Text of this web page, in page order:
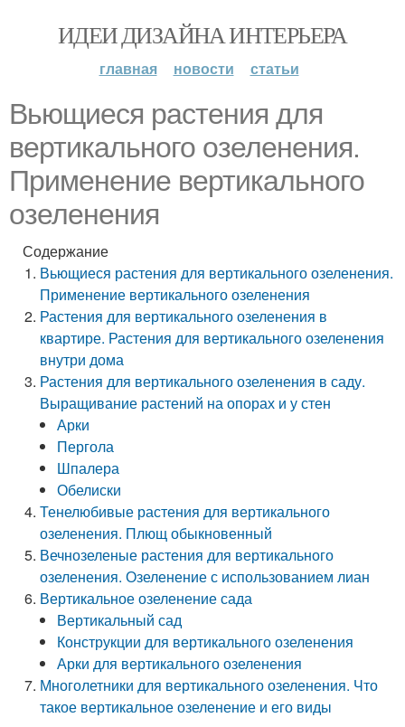
ИДЕИ ДИЗАЙНА ИНТЕРЬЕРА
главная новости статьи
Вьющиеся растения для
вертикального озеленения.
Применение вертикального
озеленения
Содержание
Вьющиеся растения для вертикального озеленения.
Применение вертикального озеленения
Растения для вертикального озеленения в
квартире. Растения для вертикального озеленения
внутри дома
Растения для вертикального озеленения в саду.
Выращивание растений на опорах и у стен
Арки
Пергола
Шпалера
Обелиски
Тенелюбивые растения для вертикального
озеленения. Плющ обыкновенный
Вечнозеленые растения для вертикального
озеленения. Озеленение с использованием лиан
Вертикальное озеленение сада
Вертикальный сад
Конструкции для вертикального озеленения
Арки для вертикального озеленения
Многолетники для вертикального озеленения. Что
такое вертикальное озеленение и его виды